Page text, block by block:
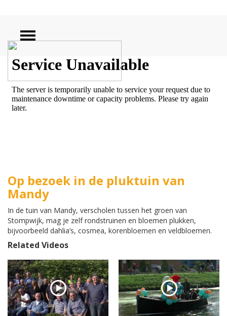
ZOEKEN
Op bezoek in de pluktuin van
Mandy
In de tuin van Mandy, verscholen tussen het groen van
Stompwijk, mag je zelf rondstruinen en bloemen plukken,
bijvoorbeeld dahlia’s, cosmea, korenbloemen en veldbloemen.
Related Videos